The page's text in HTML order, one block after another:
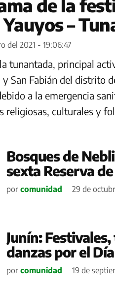
de la
–
del 2021 - 19:06:47
tunantada, principal
San Fabián del distrito
a la emergencia
religiosas, culturales y
Bosques de
sexta Reserva
por comunidad 29 de
Junín:
danzas por el
por comunidad 19 de